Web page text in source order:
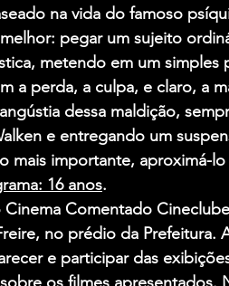
na vida do famoso
pegar um sujeito
metendo em um
a perda, a culpa, e claro, a
dessa maldição,
e entregando um
mais importante, aproximá-
16 anos.
Cinema Comentado
no prédio da Prefeitura.
e participar das